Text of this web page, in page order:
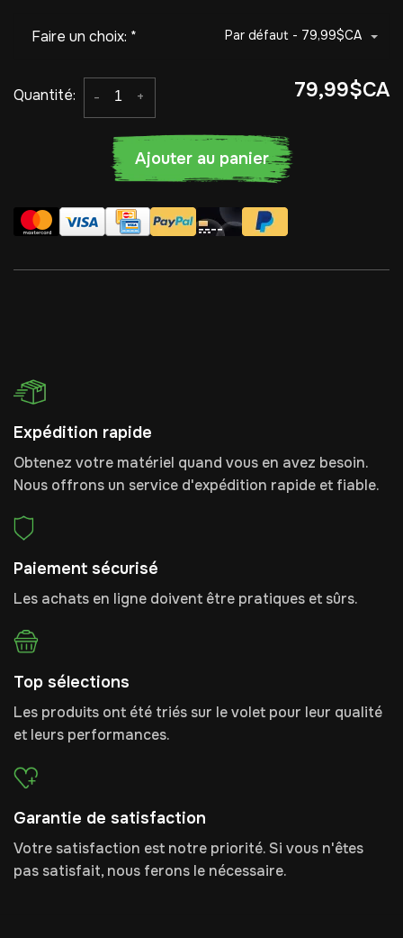
Faire un choix: * Par défaut - 79,99$CA
Quantité: +
- 79,99$CA
Ajouter au panier
Expédition rapide
Obtenez votre matériel quand vous en avez besoin.
Nous offrons un service d'expédition rapide et fiable.
Paiement sécurisé
Les achats en ligne doivent être pratiques et sûrs.
Top sélections
Les produits ont été triés sur le volet pour leur qualité
et leurs performances.
Garantie de satisfaction
Votre satisfaction est notre priorité. Si vous n'êtes
pas satisfait, nous ferons le nécessaire.